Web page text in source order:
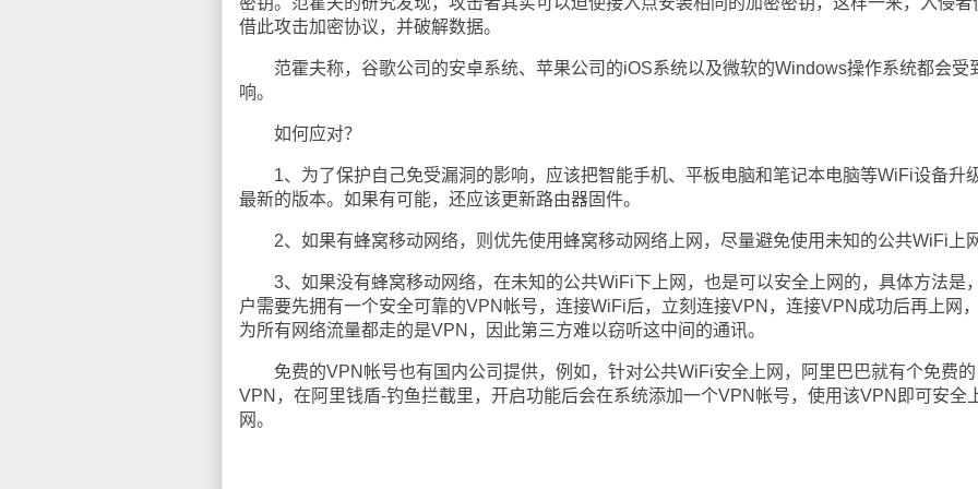
借此攻击加密协议，并破解数据。
范霍夫称，谷歌公司的安卓系统、苹果公司的iOS系统以及微软的Windows操作系统都会受
响。
如何应对？
1、为了保护自己免受漏洞的影响，应该把智能手机、平板电脑和笔记本电脑等WiFi设备升
最新的版本。如果有可能，还应该更新路由器固件。
2、如果有蜂窝移动网络，则优先使用蜂窝移动网络上网，尽量避免使用未知的公共WiFi上网
3、如果没有蜂窝移动网络，在未知的公共WiFi下上网，也是可以安全上网的，具体方法是
户需要先拥有一个安全可靠的VPN帐号，连接WiFi后，立刻连接VPN，连接VPN成功后再上网
为所有网络流量都走的是VPN，因此第三方难以窃听这中间的通讯。
免费的VPN帐号也有国内公司提供，例如，针对公共WiFi安全上网，阿里巴巴就有个免费的
VPN，在阿里钱盾-钓鱼拦截里，开启功能后会在系统添加一个VPN帐号，使用该VPN即可安全
网。